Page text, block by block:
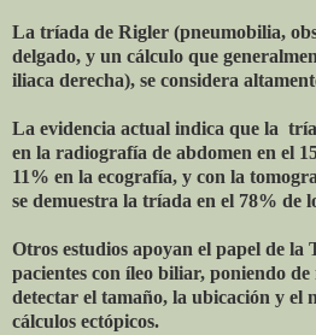
La tríada de Rigler (pneumobilia,
delgado, y un cálculo que
iliaca derecha), se considera
La evidencia actual indica que la
en la radiografía de abdomen en el
11% en la ecografía, y con la
se demuestra la tríada en el 78% de
Otros estudios apoyan el papel de la
pacientes con íleo biliar, poniendo
detectar el tamaño, la ubicación y el
cálculos ectópicos.